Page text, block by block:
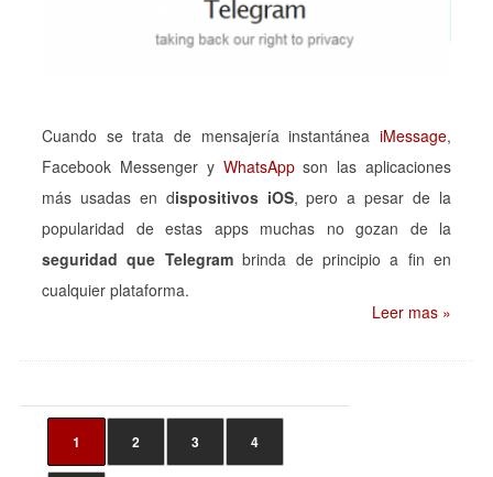
Cuando se trata de mensajería instantánea iMessage,
Facebook Messenger y WhatsAppson las aplicaciones
más usadas en dispositivos iOS, pero a pesar de la
popularidad de estas apps muchas no gozan de la
seguridad que Telegrambrinda de principio a fin en
cualquier plataforma.
Leer mas »
1 2 3 4